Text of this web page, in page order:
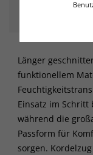
Länger
funktionellem
Einsatz im
während die
Passform für
sorgen.